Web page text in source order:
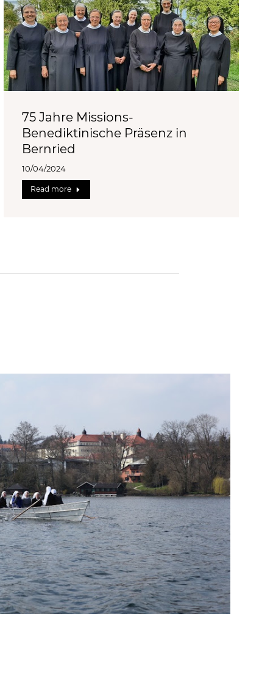
75 Jahre Missions-
Benediktinische Präsenz in
Bernried
10/04/2024
Read more